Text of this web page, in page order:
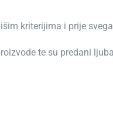
kriterijima i prije
te su predani